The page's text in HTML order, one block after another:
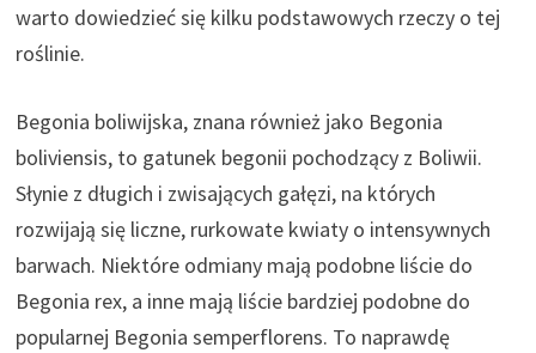
warto dowiedzieć się kilku podstawowych rzeczy o tej
roślinie.
Begonia boliwijska, znana również jako Begonia
boliviensis, to gatunek begonii pochodzący z Boliwii.
Słynie z długich i zwisających gałęzi, na których
rozwijają się liczne, rurkowate kwiaty o intensywnych
barwach. Niektóre odmiany mają podobne liście do
Begonia rex, a inne mają liście bardziej podobne do
popularnej Begonia semperflorens. To naprawdę